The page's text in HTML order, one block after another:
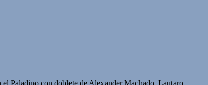
Paladino con doblete de Alexander Machado. Lautaro